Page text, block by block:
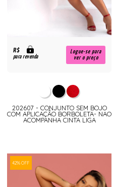
R$
para revenda
Logue-se para
ver o preço
202607 - CONJUNTO SEM BOJO
COM APLICAÇÃO BORBOLETA- NAO
ACOMPANHA CINTA LIGA
42% OFF